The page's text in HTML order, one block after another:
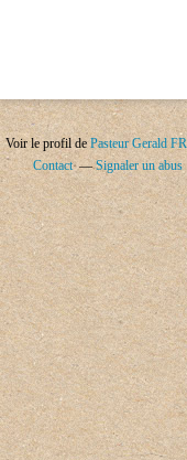
Voir le profil de Pasteur Gerald
Contact
Signaler un abus